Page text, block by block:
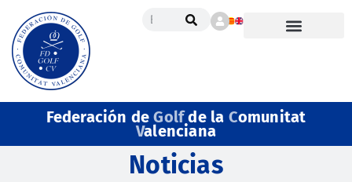
Federación deGolfde la Comunitat
Valenciana
Noticias